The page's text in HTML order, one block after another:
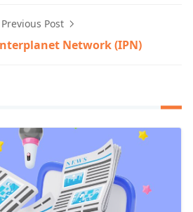
Previous Post
Network (IPN)